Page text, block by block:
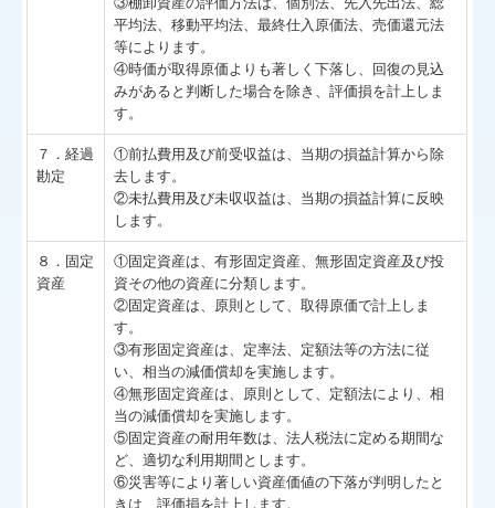
平均法、移動平均法、最終仕入原価法、売価還元法
等によります。
④時価が取得原価よりも著しく下落し、回復の見込
みがあると判断した場合を除き、評価損を計上しま
す。
７．経過
勘定
①前払費用及び前受収益は、当期の損益計算から除
去します。
②未払費用及び未収収益は、当期の損益計算に反映
します。
８．固定
資産
①固定資産は、有形固定資産、無形固定資産及び投
資その他の資産に分類します。
②固定資産は、原則として、取得原価で計上しま
す。
③有形固定資産は、定率法、定額法等の方法に従
い、相当の減価償却を実施します。
④無形固定資産は、原則として、定額法により、相
当の減価償却を実施します。
⑤固定資産の耐用年数は、法人税法に定める期間な
ど、適切な利用期間とします。
⑥災害等により著しい資産価値の下落が判明したと
きは、評価損を計上します。